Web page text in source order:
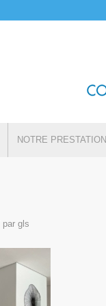
NOTRE PRESTATION
pargls